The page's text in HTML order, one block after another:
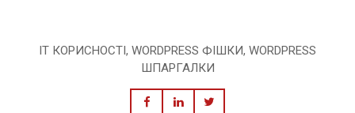
IT КОРИСНОСТІ, WORDPRESS ФІШКИ, WORDPRESS
ШПАРГАЛКИ